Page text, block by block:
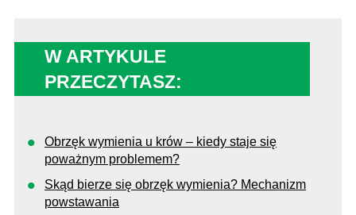
W ARTYKULE
PRZECZYTASZ:
Obrzęk wymienia u krów – kiedy staje się
poważnym problemem?
Skąd bierze się obrzęk wymienia? Mechanizm
powstawania